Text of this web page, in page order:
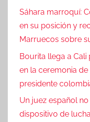
Sáhara marroquí:
en su posición y
Marruecos sobre
Bourita llega a Cali
en la ceremonia
presidente
Un juez español
dispositivo de